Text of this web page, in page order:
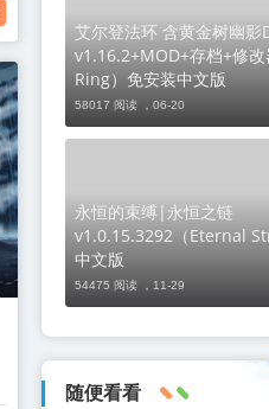
艾尔登法环 含黄金树幽影
v1.16.2+MOD+存档+修
Ring）免安装中文版
58017 阅读 ， 06-20
永恒的束缚|永恒之链
v1.0.15.3292（Eternal
中文版
54475 阅读 ， 11-29
随便看看